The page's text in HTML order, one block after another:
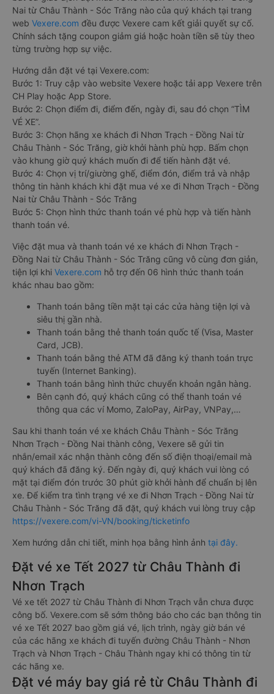
Nai từ Châu Thành - Sóc Trăng nào của quý khách tại trang
web Vexere.com đều được Vexere cam kết giải quyết sự cố.
Chính sách tặng coupon giảm giá hoặc hoàn tiền sẽ tùy theo
từng trường hợp sự việc.
Hướng dẫn đặt vé tại Vexere.com:
Bước 1: Truy cập vào website Vexere hoặc tải app Vexere trên
CH Play hoặc App Store.
Bước 2: Chọn điểm đi, điểm đến, ngày đi, sau đó chọn “TÌM
VÉ XE”.
Bước 3: Chọn hãng xe khách đi Nhơn Trạch - Đồng Nai từ
Châu Thành - Sóc Trăng, giờ khởi hành phù hợp. Bấm chọn
vào khung giờ quý khách muốn đi để tiến hành đặt vé.
Bước 4: Chọn vị trí/giường ghế, điểm đón, điểm trả và nhập
thông tin hành khách khi đặt mua vé xe đi Nhơn Trạch - Đồng
Nai từ Châu Thành - Sóc Trăng
Bước 5: Chọn hình thức thanh toán vé phù hợp và tiến hành
thanh toán vé.
Việc đặt mua và thanh toán vé xe khách đi Nhơn Trạch -
Đồng Nai từ Châu Thành - Sóc Trăng cũng vô cùng đơn giản,
tiện lợi khi Vexere.com hỗ trợ đến 06 hình thức thanh toán
khác nhau bao gồm:
Thanh toán bằng tiền mặt tại các cửa hàng tiện lợi và
siêu thị gần nhà.
Thanh toán bằng thẻ thanh toán quốc tế (Visa, Master
Card, JCB).
Thanh toán bằng thẻ ATM đã đăng ký thanh toán trực
tuyến (Internet Banking).
Thanh toán bằng hình thức chuyển khoản ngân hàng.
Bên cạnh đó, quý khách cũng có thể thanh toán vé
thông qua các ví Momo, ZaloPay, AirPay, VNPay,…
Sau khi thanh toán vé xe khách Châu Thành - Sóc Trăng
Nhơn Trạch - Đồng Nai thành công, Vexere sẽ gửi tin
nhắn/email xác nhận thành công đến số điện thoại/email mà
quý khách đã đăng ký. Đến ngày đi, quý khách vui lòng có
mặt tại điểm đón trước 30 phút giờ khởi hành để chuẩn bị lên
xe. Để kiểm tra tình trạng vé xe đi Nhơn Trạch - Đồng Nai từ
Châu Thành - Sóc Trăng đã đặt, quý khách vui lòng truy cập
https://vexere.com/vi-VN/booking/ticketinfo
Xem hướng dẫn chi tiết, minh họa bằng hình ảnh tại đây.
Đặt vé xe Tết 2027 từ Châu Thành đi
Nhơn Trạch
Vé xe tết 2027 từ Châu Thành đi Nhơn Trạch vẫn chưa được
công bố. Vexere.com sẽ sớm thông báo cho các bạn thông tin
vé xe Tết 2027 bao gồm giá vé, lịch trình, ngày giờ bán vé
của các hãng xe khách đi tuyến đường Châu Thành - Nhơn
Trạch và Nhơn Trạch - Châu Thành ngay khi có thông tin từ
các hãng xe.
Đặt vé máy bay giá rẻ từ Châu Thành đi